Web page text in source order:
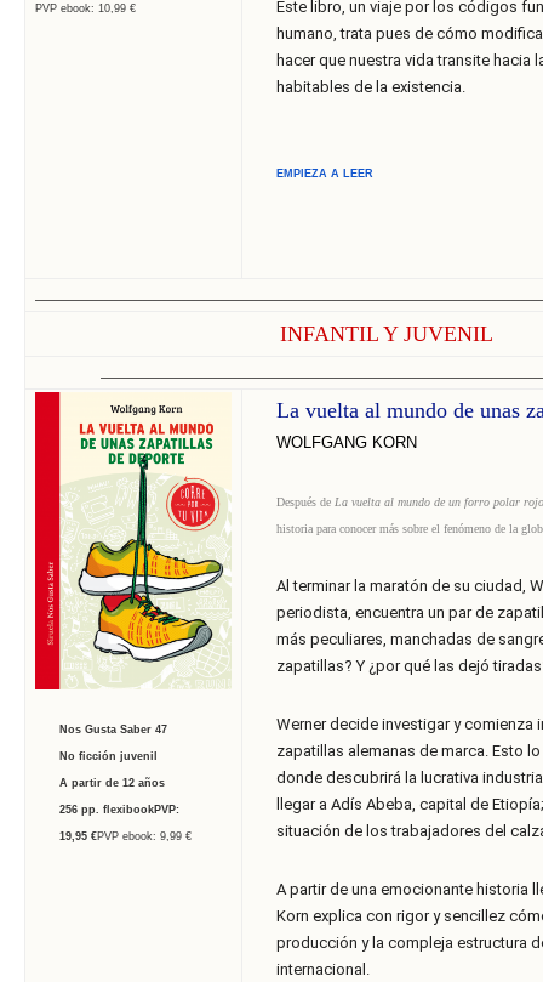
PVP ebook: 10,99 €
Este libro, un viaje por los códigos
humano, trata pues de cómo
hacer que nuestra vida transite hacia
habitables de la existencia.
EMPIEZA A LEER
INFANTIL Y JUVENIL
Nos Gusta Saber 47
No ficción juvenil
A partir de 12 años
256 pp. flexibook PVP:
19,95 €PVP ebook: 9,99 €
La vuelta al mundo de unas
WOLFGANG KORN
Después de La vuelta al mundo de un forro polar rojo
historia para conocer más sobre el fenómeno de la
Al terminar la maratón de su ciudad,
periodista, encuentra un par de
más peculiares, manchadas de
zapatillas? Y ¿por qué las dejó
Werner decide investigar y comienza
zapatillas alemanas de marca. Esto lo
donde descubrirá la lucrativa
llegar a Adís Abeba, capital de
situación de los trabajadores del
A partir de una emocionante historia
Korn explica con rigor y sencillez
producción y la compleja estructura
internacional.